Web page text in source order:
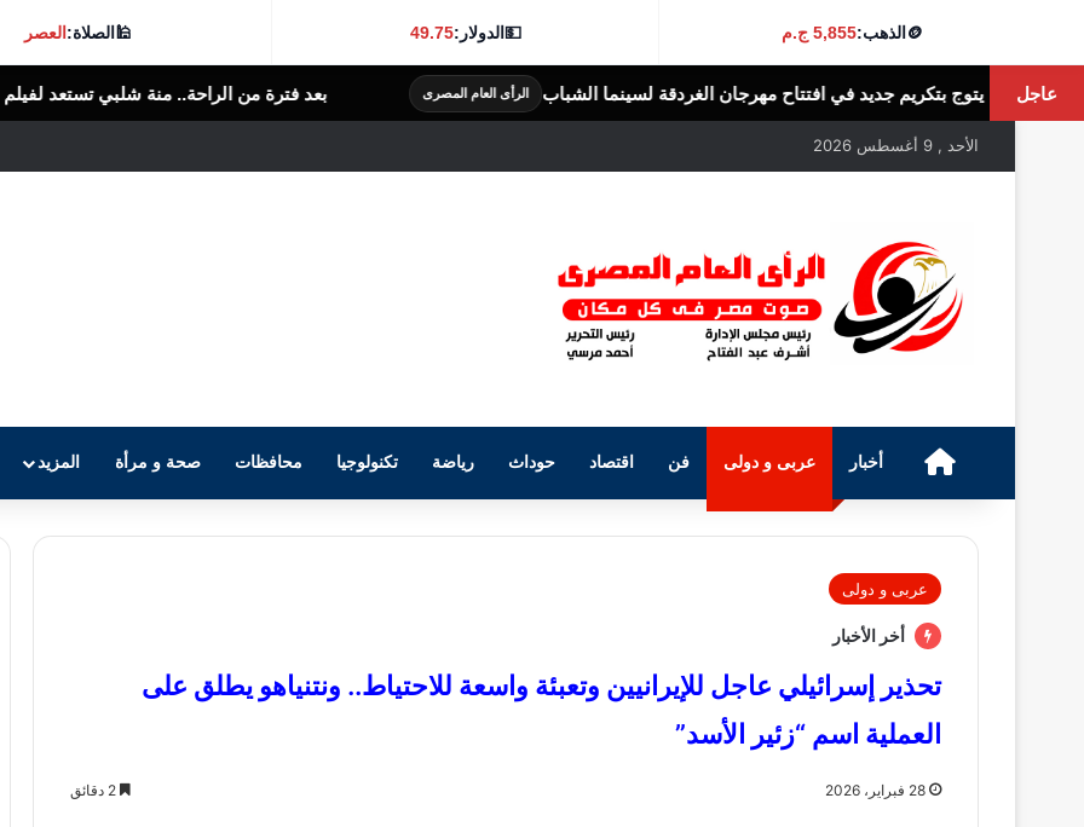
🪙الذهب:5,855 ج.م 💵الدولار:49.75
🕌الصلاة:العصر
عاجل
افتتاح مهرجان الغردقة لسينما الشباب الرأى العام المصرى بعد فترة من الراحة.. منة شلبي تستعد لفيلم سينمائي جديد الرأى العام المصرى
الأحد , 9 أغسطس 2026
الرئيسيةأخبار عربى و دولى فن اقتصاد حوداث رياضة تكنولوجيا محافظات صحة و مرأة المزيد
عربى و دولى
أخر الأخبار
تحذير إسرائيلي عاجل للإيرانيين وتعبئة واسعة للاحتياط.. ونتنياهو يطلق على
العملية اسم “زئير الأسد”
28 فبراير، 2026